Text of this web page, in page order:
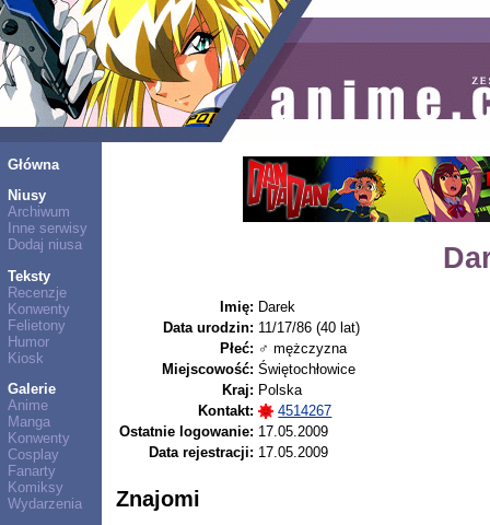
Główna
Niusy
Archiwum
Inne serwisy
Dodaj niusa
Teksty
Recenzje
Konwenty
Felietony
Humor
Kiosk
Galerie
Anime
Manga
Konwenty
Cosplay
Fanarty
Komiksy
Wydarzenia
Imię: Darek
Data urodzin: 11/17/86 (40 lat)
Płeć: ♂ mężczyzna
Miejscowość: Świętochłowice
Kraj: Polska
Kontakt:
4514267
Ostatnie logowanie: 17.05.2009
Data rejestracji: 17.05.2009
Znajomi